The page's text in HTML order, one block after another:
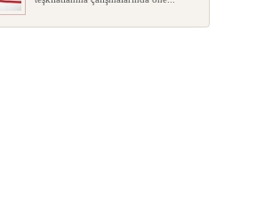
GEÇİM DERDİ İLE GELECEK